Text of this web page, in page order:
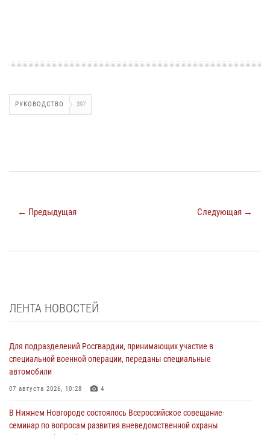
РУКОВОДСТВО 397
← Предыдущая Следующая →
ЛЕНТА НОВОСТЕЙ
Для подразделений Росгвардии, принимающих участие в
специальной военной операции, переданы специальные
автомобили
07 августа 2026, 10:28 4
В Нижнем Новгороде состоялось Всероссийское совещание-
семинар по вопросам развития вневедомственной охраны